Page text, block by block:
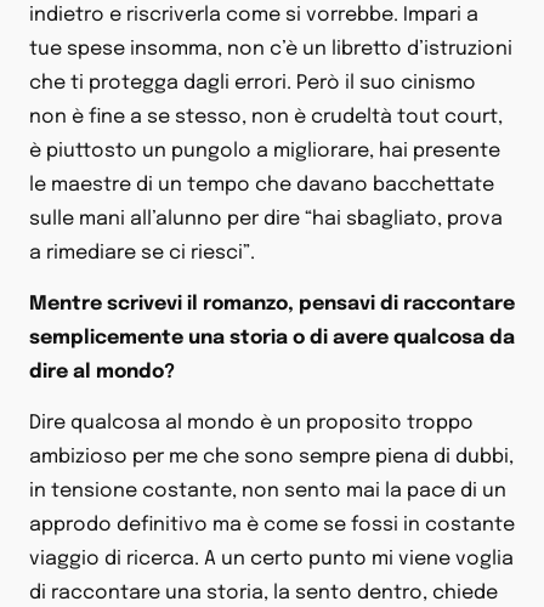
indietro e riscriverla come si vorrebbe. Impari a
tue spese insomma, non c’è un libretto d’istruzioni
che ti protegga dagli errori. Però il suo cinismo
non è fine a se stesso, non è crudeltà tout court,
è piuttosto un pungolo a migliorare, hai presente
le maestre di un tempo che davano bacchettate
sulle mani all’alunno per dire “hai sbagliato, prova
a rimediare se ci riesci”.
Mentre scrivevi il romanzo, pensavi di raccontare
semplicemente una storia o di avere qualcosa da
dire al mondo?
Dire qualcosa al mondo è un proposito troppo
ambizioso per me che sono sempre piena di dubbi,
in tensione costante, non sento mai la pace di un
approdo definitivo ma è come se fossi in costante
viaggio di ricerca. A un certo punto mi viene voglia
di raccontare una storia, la sento dentro, chiede